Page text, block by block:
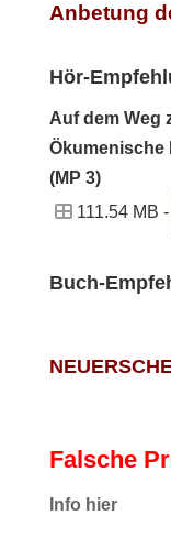
Anbetung
Hör-
Auf dem Weg
Ökumenische
(MP 3)
111.54 MB -
Buch-
Falsche
nfo hier